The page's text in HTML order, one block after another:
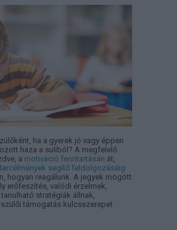
ha a gyerek jó vagy éppen
haza a suliból? A megfelelő
a motiváció fenntartásán át,
segítő feldolgozásáig
hogyan reagálunk. A jegyek mögött
erőfeszítés, valódi érzelmek,
stratégiák állnak,
támogatás kulcsszerepet